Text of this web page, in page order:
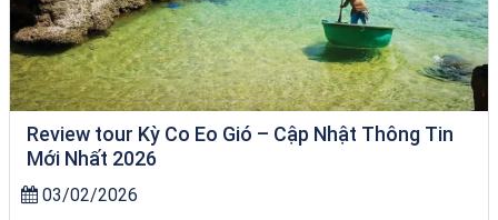
Review tour Kỳ Co Eo Gió – Cập Nhật Thông Tin
Mới Nhất 2026
03/02/2026